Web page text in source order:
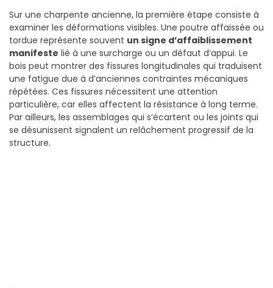
Sur une charpente ancienne, la première étape consiste à
examiner les déformations visibles. Une poutre affaissée ou
tordue représente souvent un signe d’affaiblissement
manifeste lié à une surcharge ou un défaut d’appui. Le
bois peut montrer des fissures longitudinales qui traduisent
une fatigue due à d’anciennes contraintes mécaniques
répétées. Ces fissures nécessitent une attention
particulière, car elles affectent la résistance à long terme.
Par ailleurs, les assemblages qui s’écartent ou les joints qui
se désunissent signalent un relâchement progressif de la
structure.